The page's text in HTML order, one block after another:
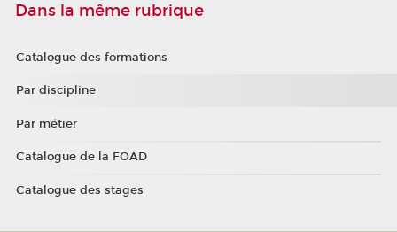
Dans la même rubrique
Catalogue des formations
Par discipline
Par métier
Catalogue de la FOAD
Catalogue des stages